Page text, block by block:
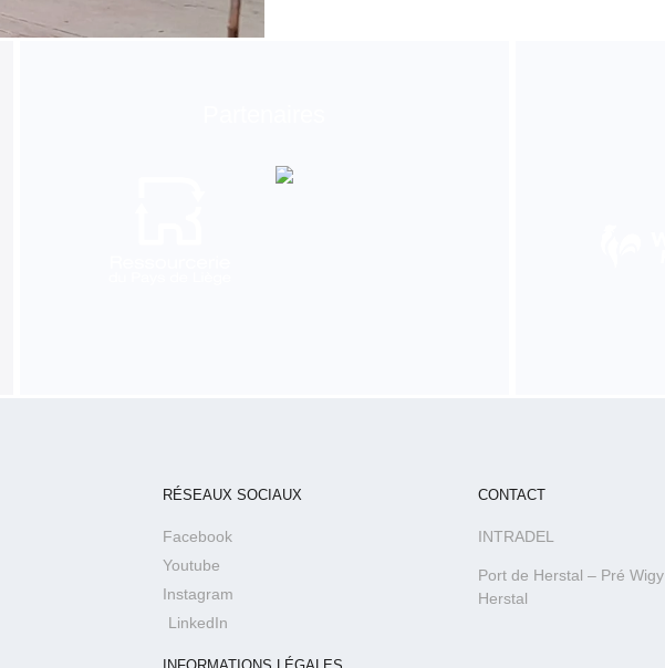
RÉSEAUX SOCIAUX
Facebook
Youtube
Instagram
LinkedIn
INFORMATIONS LÉGALES
CONTACT
INTRADEL
Port de Herstal – Pré
Herstal